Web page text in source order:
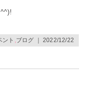
ント ブログ ｜ 2022/12/22